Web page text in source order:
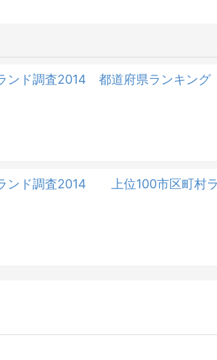
ンド調査2014 都道府県ランキング
ンド調査2014 上位100市区町村